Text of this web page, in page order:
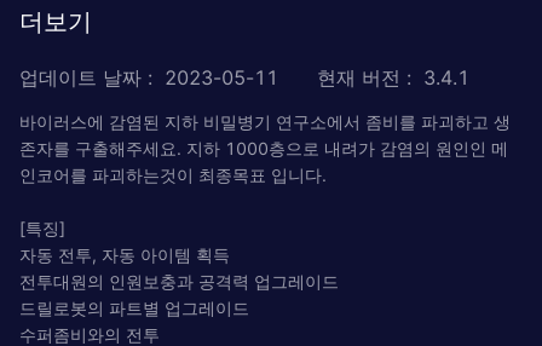
더보기
업데이트 날짜 : 2023-05-11 현재 버전 : 3.4.1
바이러스에 감염된 지하 비밀병기 연구소에서 좀비를 파괴하고 생
존자를 구출해주세요. 지하 1000층으로 내려가 감염의 원인인 메
인코어를 파괴하는것이 최종목표 입니다.
[특징]
자동 전투, 자동 아이템 획득
전투대원의 인원보충과 공격력 업그레이드
드릴로봇의 파트별 업그레이드
수퍼좀비와의 전투